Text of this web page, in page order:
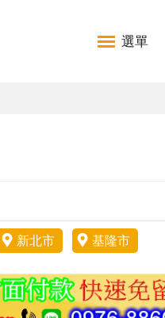
選單
新北市 基隆市